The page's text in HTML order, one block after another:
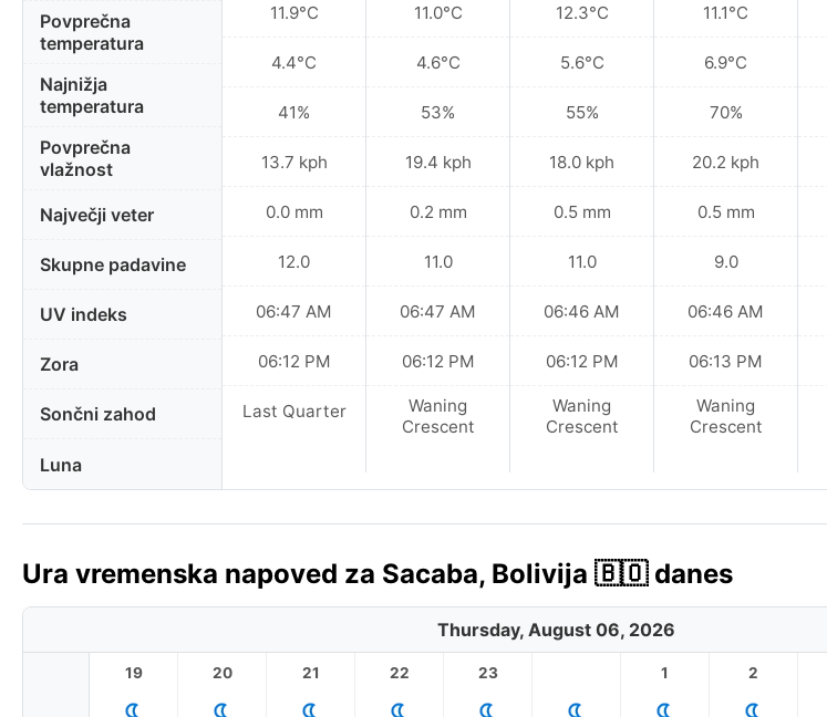
Povprečna
temperatura
Najnižja
temperatura
Povprečna
vlažnost
Največji veter
Skupne padavine
UV indeks
Zora
Sončni zahod
Luna
11.9°C
4.4°C
41%
13.7 kph
0.0 mm
12.0
06:47 AM
06:12 PM
Last Quarter
11.0°C
4.6°C
53%
19.4 kph
0.2 mm
11.0
06:47 AM
06:12 PM
Waning
Crescent
12.3°C
5.6°C
55%
18.0 kph
0.5 mm
11.0
06:46 AM
06:12 PM
Waning
Crescent
11.1°C
6.9°C
70%
20.2 kph
0.5 mm
9.0
06:46 AM
06:13 PM
Waning
Crescent
Ura vremenska napoved za Sacaba, Bolivija 🇧🇴 danes
Thursday, August 06, 2026
19 20 21 22 23 1 2